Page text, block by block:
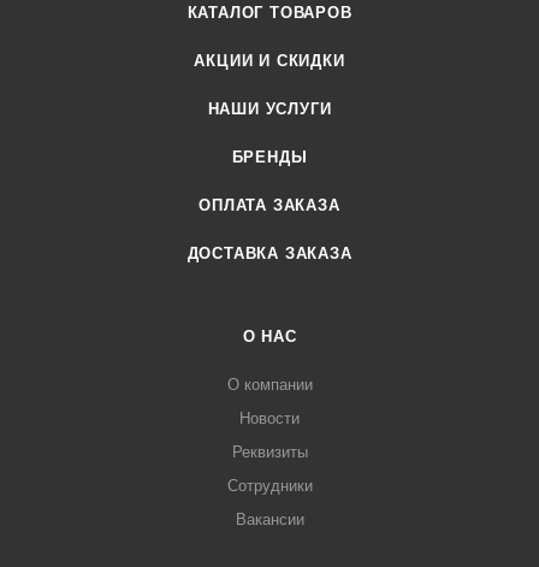
КАТАЛОГ ТОВАРОВ
АКЦИИ И СКИДКИ
НАШИ УСЛУГИ
БРЕНДЫ
ОПЛАТА ЗАКАЗА
ДОСТАВКА ЗАКАЗА
О НАС
О компании
Новости
Реквизиты
Сотрудники
Вакансии